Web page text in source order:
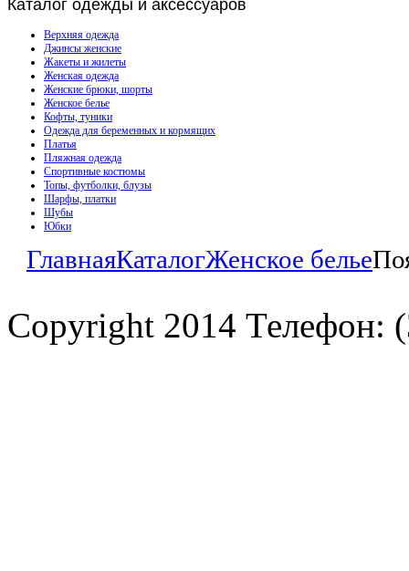
Каталог одежды и аксессуаров
Верхняя одежда
Джинсы женские
Жакеты и жилеты
Женская одежда
Женские брюки, шорты
Женское белье
Кофты, туники
Одежда для беременных и кормящих
Платья
Пляжная одежда
Спортивные костюмы
Топы, футболки, блузы
Шарфы, платки
Шубы
Юбки
ГлавнаяКаталогЖенское белье
Copyright 2014 Телефон: